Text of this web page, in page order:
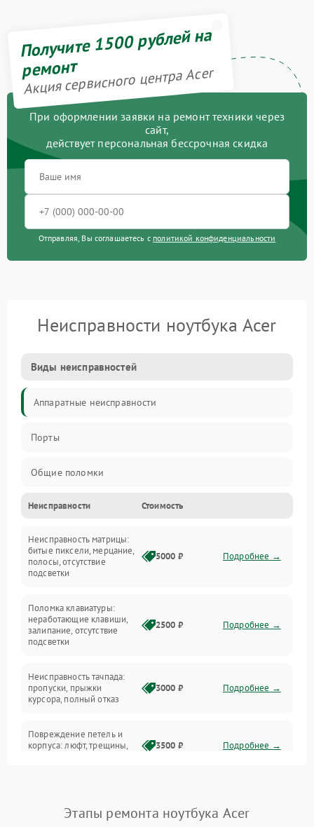
Получите 1500 рублей на
ремонт
Акция сервисного центра Acer
При оформлении заявки на ремонт техники через
сайт,
действует персональная бессрочная скидка
Отправляя, Вы соглашаетесь с политикой конфиденциальности
Неисправности ноутбука Acer
Виды неисправностей
Аппаратные неисправности
Порты
Общие поломки
Устройства
Программные ошибки
Электрические и системные сбои
Интерфейсные проблемы
Батарея
Сеть и интернет
Неисправности Стоимость
Неисправность матрицы:
битые пиксели, мерцание,
полосы, отсутствие
подсветки
5000 ₽ Подробнее →
Поломка клавиатуры:
неработающие клавиши,
залипание, отсутствие
подсветки
2500 ₽ Подробнее →
Неисправность тачпада:
пропуски, прыжки
курсора, полный отказ
3000 ₽ Подробнее →
Повреждение петель и
корпуса: люфт, трещины,
3500 ₽ Подробнее →
невозможность зарядки,
2500 ₽ Подробнее →
Этапы ремонта ноутбука Acer